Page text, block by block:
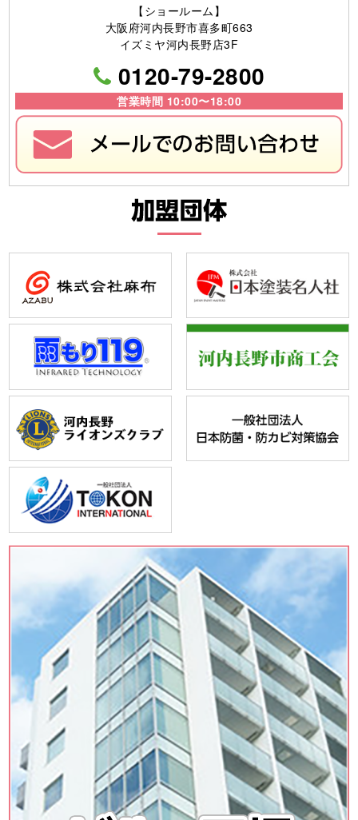
【ショールーム】
大阪府河内長野市喜多町663
イズミヤ河内長野店3F
0120-79-2800
営業時間 10:00〜18:00